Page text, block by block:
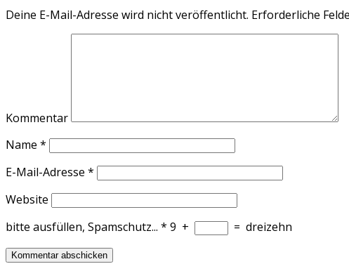
Deine E-Mail-Adresse wird nicht veröffentlicht. Erforderliche
Kommentar
Name *
E-Mail-Adresse *
Website
bitte ausfüllen, Spamschutz... * 9 + = dreizehn